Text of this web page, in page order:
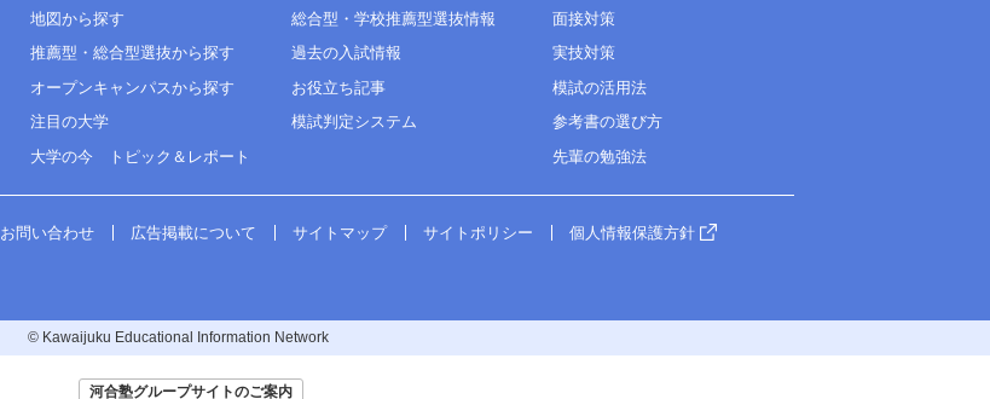
地図から探す
推薦型・総合型選抜から探す
オープンキャンパスから探す
注目の大学
大学の今 トピック＆レポート
総合型・学校推薦型選抜情報
過去の入試情報
お役立ち記事
模試判定システム
面接対策
実技対策
模試の活用法
参考書の選び方
先輩の勉強法
お問い合わせ 広告掲載について サイトマップ サイトポリシー 個人情報保護方針
© Kawaijuku Educational Information Network
河合塾グループサイトのご案内